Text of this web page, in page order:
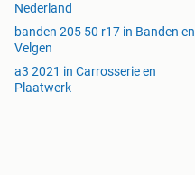
Nederland
banden 205 50 r17 in Banden en
Velgen
a3 2021 in Carrosserie en
Plaatwerk